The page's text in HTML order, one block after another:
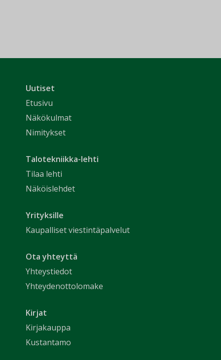
Uutiset
Etusivu
Näkökulmat
Nimitykset
Talotekniikka-lehti
Tilaa lehti
Näköislehdet
Yrityksille
Kaupalliset viestintäpalvelut
Ota yhteyttä
Yhteystiedot
Yhteydenottolomake
Kirjat
Kirjakauppa
Kustantamo